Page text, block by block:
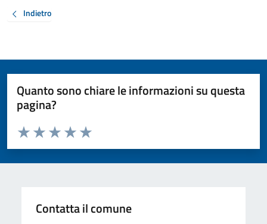
Indietro
Quanto sono chiare le informazioni su questa
pagina?
Valuta da 1 a 5 stelle la pagina
Valuta 5 stelle su 5
Valuta 4 stelle su 5
Valuta 3 stelle su 5
Valuta 2 stelle su 5
Valuta 1 stelle su 5
Contatta il comune